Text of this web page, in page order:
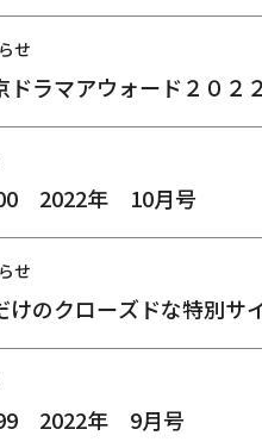
せ
ドラマアウォード２０２
2022年 10月号
せ
けのクローズドな特別サ
2022年 9月号